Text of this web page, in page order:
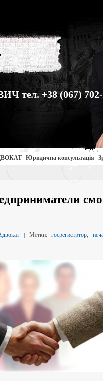
тел. +38 (067) 702-
Юридична консультація
| Метки:госрегистртор ,